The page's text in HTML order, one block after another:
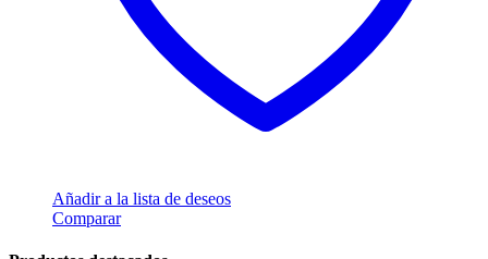
Añadir a la lista de deseos
Comparar